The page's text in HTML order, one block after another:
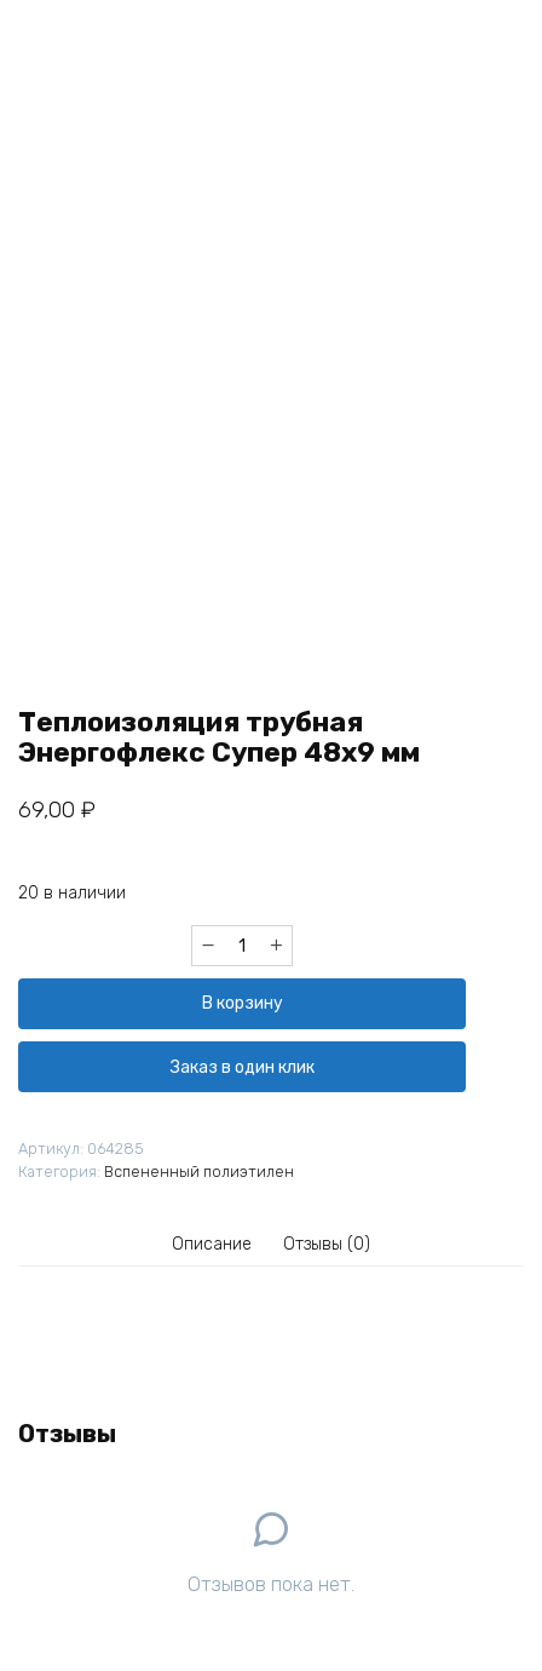
Теплоизоляция трубная
Энергофлекс Супер 48х9 мм
69,00 ₽
20 в наличии
Количество
товара
трубная
Энергофлекс
Супер
48х9
В корзину
Заказ в один клик
Артикул: 064285
Категория: Вспененный полиэтилен
Описание Отзывы (0)
Отзывы
Отзывов пока нет.